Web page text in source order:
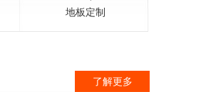
地板定制
了解更多